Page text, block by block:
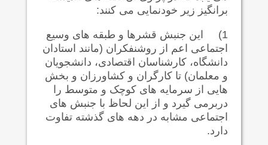
برانگیز زیر خودنمایی می کنند:
1)
این جنبش قشرها و طبقه های وسیع
اجتماعی اعم از روشنفکران (مانند استادان
دانشگاه، کارشناسان اقتصادی، دانشجویان
و معلمان) تا کارگران و کشاورزان و بخش
هایی از سرمایه های کوچک و متوسط را
دربرمی گیرد و از این لحاظ با جنبش های
اجتماعی مشابه در دهه های گذشته تفاوت
دارد.